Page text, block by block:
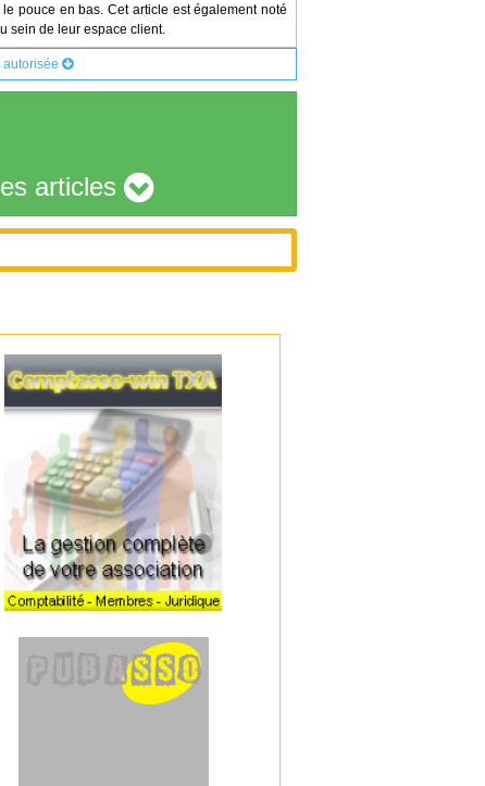
pouce en bas. Cet article est également noté
sein de leur espace client.
autorisée
articles